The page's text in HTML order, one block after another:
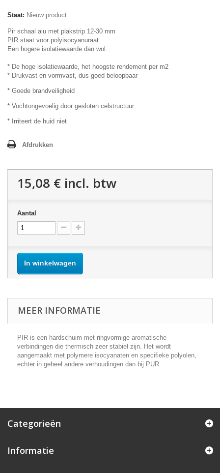
Staat: Nieuw product
Pir schaal alu met plakstrip 12-30 mm
PIR staat voor polyisocyanuraat.
Een hogere isolatiewaarde dan wol.
* De hoge isolatiewaarde, het hoogste rendement per m2
* Drukvast en vormvast, dus goed beloopbaar
* Goede brandveiligheid
* Vochtongevoelig door gesloten celstructuur
* Irriteert de huid niet
Afdrukken
15,08 € incl. btw
Aantal
In winkelwagen
MEER INFORMATIE
PIR is een hardschuim met ringvormige aromatische
verbindingen die thermisch zeer stabiel zijn. Het wordt
aangemaakt met polymere isocyanaten en specifieke polyolen,
echter in geheel andere verhoudingen dan bij PUR.
Categorieën
Informatie